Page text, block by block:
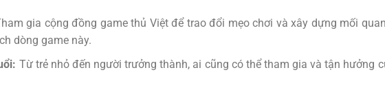
gia cộng đồng game thủ Việt để trao đổi mẹo chơi và xây dựng mối
dòng game này.
Từ trẻ nhỏ đến người trưởng thành, ai cũng có thể tham gia và tận hưởng